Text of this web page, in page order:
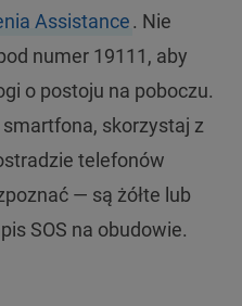
Assistance. Nie
numer 19111, aby
o postoju na poboczu.
skorzystaj z
telefonów
— są żółte lub
SOS na obudowie.